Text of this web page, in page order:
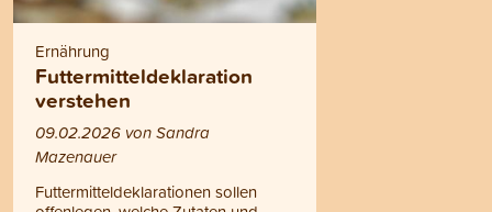
Ernährung
Futtermitteldeklaration
verstehen
09.02.2026 von Sandra
Mazenauer
Futtermitteldeklarationen sollen